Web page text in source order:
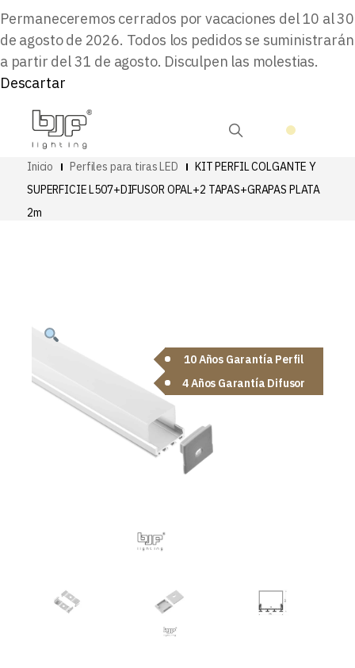
Permaneceremos cerrados por vacaciones del 10 al 30
de agosto de 2026. Todos los pedidos se suministrarán
a partir del 31 de agosto. Disculpen las molestias.
Descartar
Inicio Perfiles para tiras LED
KIT PERFIL COLGANTE Y
SUPERFICIE L507+DIFUSOR OPAL+2 TAPAS+GRAPAS PLATA
2m
10 Años Garantía Perfil
4 Años Garantía Difusor